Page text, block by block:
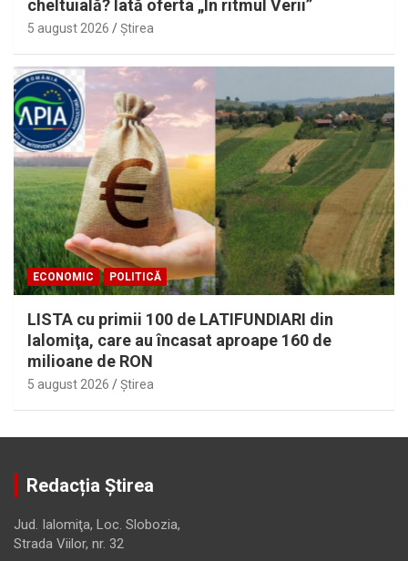
cheltuială? Iată oferta „În ritmul Verii”
5 august 2026 Ştirea
ECONOMIC POLITICĂ
LISTA cu primii 100 de LATIFUNDIARI din
Ialomiţa, care au încasat aproape 160 de
milioane de RON
5 august 2026 Ştirea
Redacția Știrea
Jud. Ialomiţa, Loc. Slobozia,
Strada Viilor, nr. 32